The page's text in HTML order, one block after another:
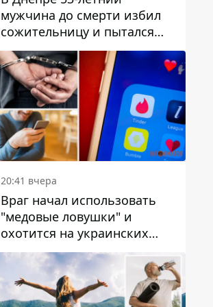
мужчина до смерти избил
сожительницу и пытался
скрыть преступление:
детали
20:41 вчера
Враг начал использовать
"медовые ловушки" и
охотится на украинских
военнослужащих